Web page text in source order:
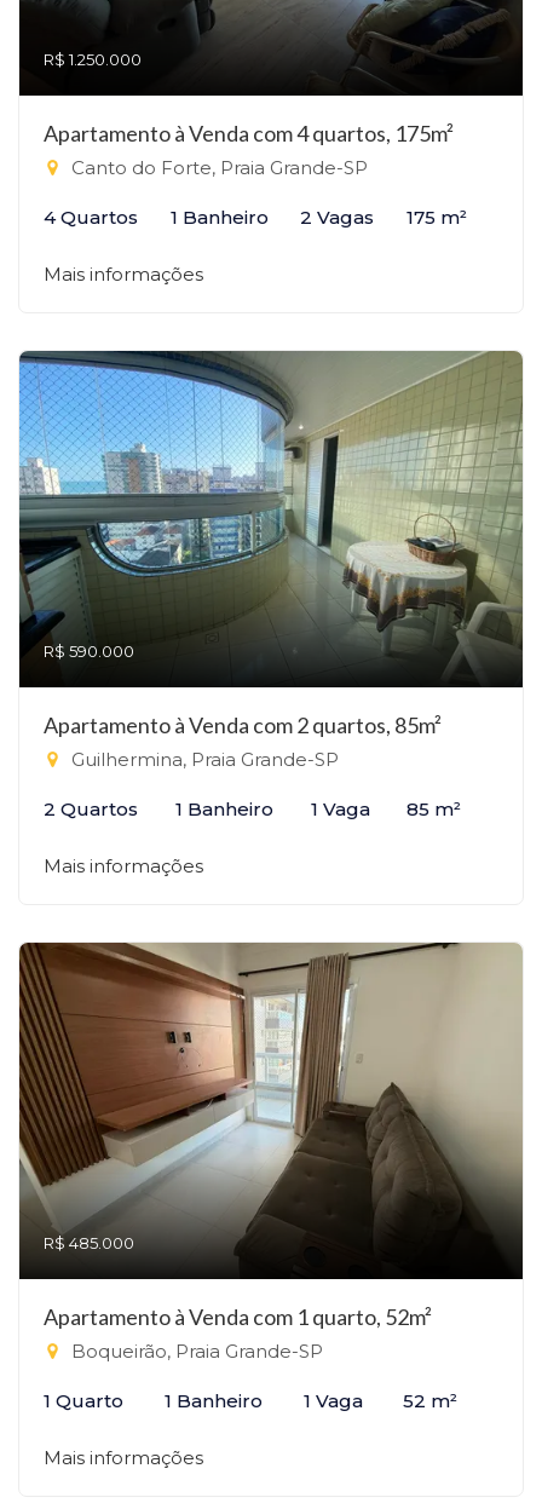
R$ 1.250.000
Apartamento à Venda com 4 quartos, 175m²
Canto do Forte, Praia Grande-SP
4 Quartos 1 Banheiro 2 Vagas 175 m²
Mais informações
R$ 590.000
Apartamento à Venda com 2 quartos, 85m²
Guilhermina, Praia Grande-SP
2 Quartos 1 Banheiro 1 Vaga 85 m²
Mais informações
R$ 485.000
Apartamento à Venda com 1 quarto, 52m²
Boqueirão, Praia Grande-SP
1 Quarto 1 Banheiro 1 Vaga 52 m²
Mais informações